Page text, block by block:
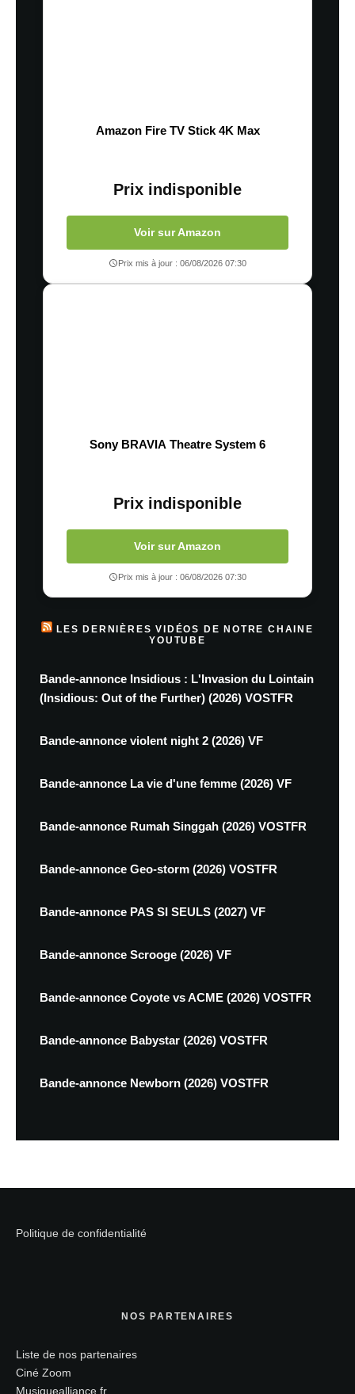
Amazon Fire TV Stick 4K Max
Prix indisponible
Voir sur Amazon
Prix mis à jour : 06/08/2026 07:30
Sony BRAVIA Theatre System 6
Prix indisponible
Voir sur Amazon
Prix mis à jour : 06/08/2026 07:30
LES DERNIÈRES VIDÉOS DE NOTRE CHAINE
YOUTUBE
Bande-annonce Insidious : L'Invasion du Lointain
(Insidious: Out of the Further) (2026) VOSTFR
Bande-annonce violent night 2 (2026) VF
Bande-annonce La vie d'une femme (2026) VF
Bande-annonce Rumah Singgah (2026) VOSTFR
Bande-annonce Geo-storm (2026) VOSTFR
Bande-annonce PAS SI SEULS (2027) VF
Bande-annonce Scrooge (2026) VF
Bande-annonce Coyote vs ACME (2026) VOSTFR
Bande-annonce Babystar (2026) VOSTFR
Bande-annonce Newborn (2026) VOSTFR
Politique de confidentialité
NOS PARTENAIRES
Liste de nos partenaires
Ciné Zoom
Musiquealliance.fr